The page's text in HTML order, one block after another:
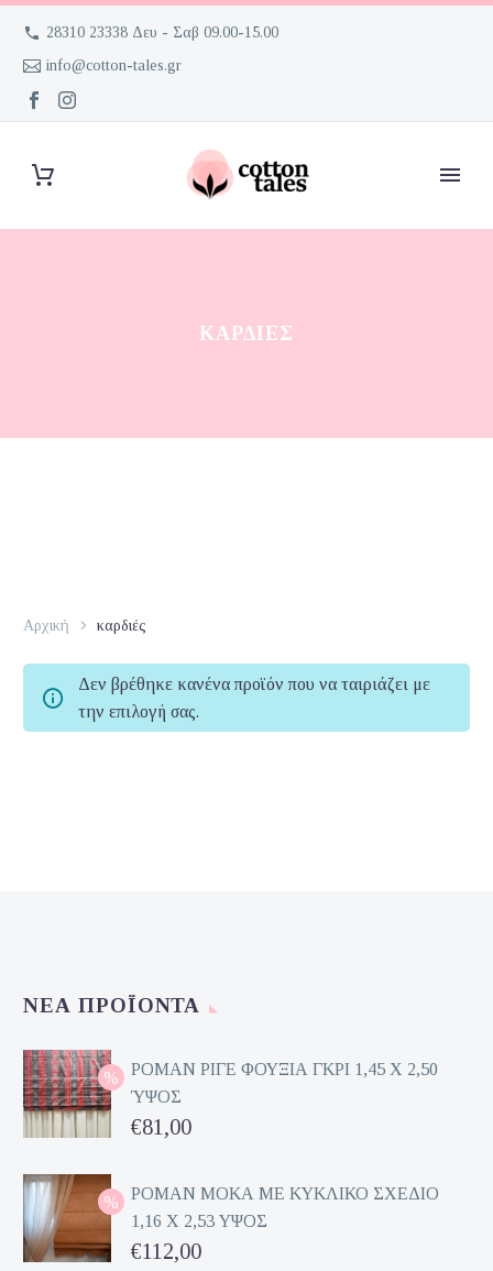
28310 23338 Δευ - Σαβ 09.00-15.00
info@cotton-tales.gr
ΚΑΡΔΙΈΣ
Αρχική καρδιές
Δεν βρέθηκε κανένα προϊόν που να ταιριάζει με
την επιλογή σας.
ΝΈΑ ΠΡΟΪΌΝΤΑ
ΡΟΜΑΝ ΡΙΓΕ ΦΟΥΞΙΑ ΓΚΡΙ 1,45 Χ 2,50
ΎΨΟΣ
Original
was:
€162,00.
€81,00
τρέχουσα
τιμή
είναι:
ΡΟΜΑΝ ΜΟΚΑ ΜΕ ΚΥΚΛΙΚΟ ΣΧΕΔΙΟ
1,16 Χ 2,53 ΥΨΟΣ
Original
€112,00